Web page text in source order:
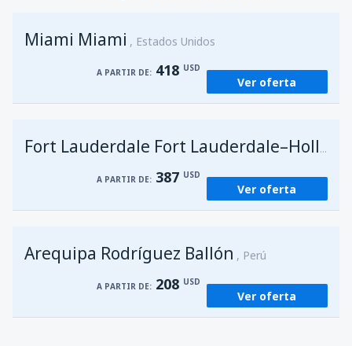
Miami Miami Estados Unidos
A PARTIR DE: 418 USD
Ver oferta
Fort Lauderdale Fort Lauderdale–Hollywood Intl Airport
A PARTIR DE: 387 USD
Ver oferta
Arequipa Rodríguez Ballón Perú
A PARTIR DE: 208 USD
Ver oferta